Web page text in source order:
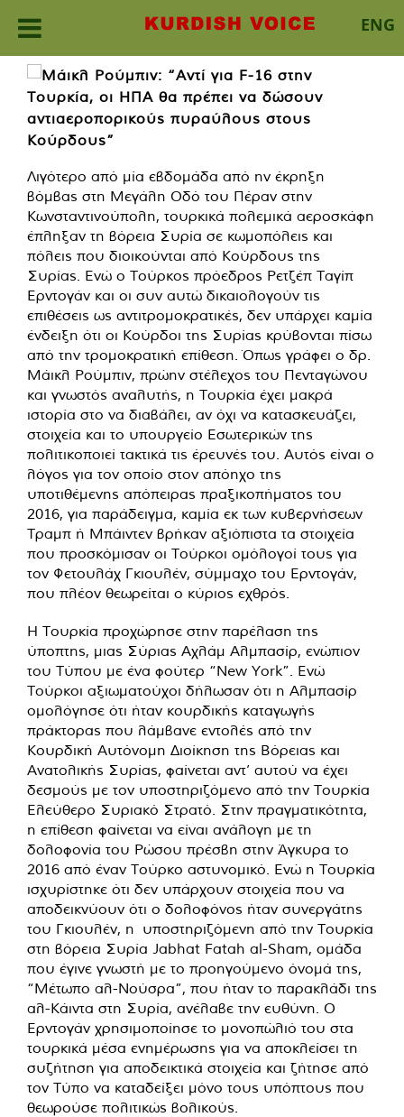
ENG
Skip
content
Λιγότερο από μία εβδομάδα από ην έκρηξη
βόμβας στη Μεγάλη Οδό του Πέραν στην
Κωνσταντινούπολη, τουρκικά πολεμικά αεροσκάφη
έπληξαν τη βόρεια Συρία σε κωμοπόλεις και
πόλεις που διοικούνται από Κούρδους της
Συρίας. Ενώ ο Τούρκος πρόεδρος Ρετζέπ Ταγίπ
Ερντογάν και οι συν αυτώ δικαιολογούν τις
επιθέσεις ως αντιτρομοκρατικές, δεν υπάρχει καμία
ένδειξη ότι οι Κούρδοι της Συρίας κρύβονται πίσω
από την τρομοκρατική επίθεση. Όπως γράφει ο δρ.
Μάικλ Ρούμπιν, πρώην στέλεχος του Πενταγώνου
και γνωστός αναλυτής, η Τουρκία έχει μακρά
ιστορία στο να διαβάλει, αν όχι να κατασκευάζει,
στοιχεία και το υπουργείο Εσωτερικών της
πολιτικοποιεί τακτικά τις έρευνές του. Αυτός είναι ο
λόγος για τον οποίο στον απόηχο της
υποτιθέμενης απόπειρας πραξικοπήματος του
2016, για παράδειγμα, καμία εκ των κυβερνήσεων
Τραμπ ή Μπάιντεν βρήκαν αξιόπιστα τα στοιχεία
που προσκόμισαν οι Τούρκοι ομόλογοί τους για
τον Φετουλάχ Γκιουλέν, σύμμαχο του Ερντογάν,
που πλέον θεωρείται ο κύριος εχθρός.
Η Τουρκία προχώρησε στην παρέλαση της
ύποπτης, μιας Σύριας Αχλάμ Αλμπασίρ, ενώπιον
του Τύπου με ένα φούτερ “New York”. Ενώ
Τούρκοι αξιωματούχοι δήλωσαν ότι η Αλμπασίρ
ομολόγησε ότι ήταν κουρδικής καταγωγής
πράκτορας που λάμβανε εντολές από την
Κουρδική Αυτόνομη Διοίκηση της Βόρειας και
Ανατολικής Συρίας, φαίνεται αντ’ αυτού να έχει
δεσμούς με τον υποστηριζόμενο από την Τουρκία
Ελεύθερο Συριακό Στρατό. Στην πραγματικότητα,
η επίθεση φαίνεται να είναι ανάλογη με τη
δολοφονία του Ρώσου πρέσβη στην Άγκυρα το
2016 από έναν Τούρκο αστυνομικό. Ενώ η Τουρκία
ισχυρίστηκε ότι δεν υπάρχουν στοιχεία που να
αποδεικνύουν ότι ο δολοφόνος ήταν συνεργάτης
του Γκιουλέν, η υποστηριζόμενη από την Τουρκία
στη βόρεια Συρία Jabhat Fatah al-Sham, ομάδα
που έγινε γνωστή με το προηγούμενο όνομά της,
“Μέτωπο αλ-Νούσρα”, που ήταν το παρακλάδι της
αλ-Κάιντα στη Συρία, ανέλαβε την ευθύνη. Ο
Ερντογάν χρησιμοποίησε το μονοπώλιό του στα
τουρκικά μέσα ενημέρωσης για να αποκλείσει τη
συζήτηση για αποδεικτικά στοιχεία και ζήτησε από
τον Τύπο να καταδείξει μόνο τους υπόπτους που
θεωρούσε πολιτικώς βολικούς.